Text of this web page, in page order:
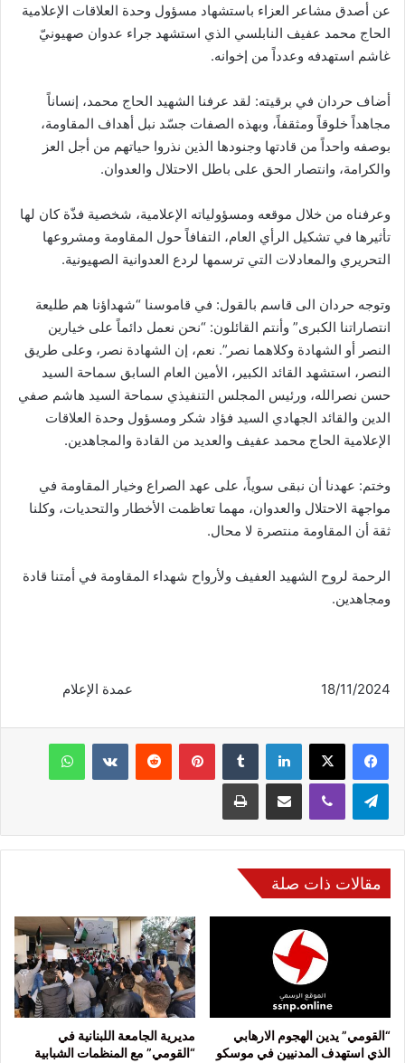
عن أصدق مشاعر العزاء باستشهاد مسؤول وحدة العلاقات الإعلامية
الحاج محمد عفيف النابلسي الذي استشهد جراء عدوان صهيونيّ
غاشم استهدفه وعدداً من إخوانه.
أضاف حردان في برقيته: لقد عرفنا الشهيد الحاج محمد، إنساناً
مجاهداً خلوقاً ومثقفاً، وبهذه الصفات جسّد نبل أهداف المقاومة،
بوصفه واحداً من قادتها وجنودها الذين نذروا حياتهم من أجل العز
والكرامة، وانتصار الحق على باطل الاحتلال والعدوان.
وعرفناه من خلال موقعه ومسؤولياته الإعلامية، شخصية فذّة كان لها
تأثيرها في تشكيل الرأي العام، التفافاً حول المقاومة ومشروعها
التحريري والمعادلات التي ترسمها لردع العدوانية الصهيونية.
وتوجه حردان الى قاسم بالقول: في قاموسنا “شهداؤنا هم طليعة
انتصاراتنا الكبرى” وأنتم القائلون: “نحن نعمل دائماً على خيارين
النصر أو الشهادة وكلاهما نصر”. نعم، إن الشهادة نصر، وعلى طريق
النصر، استشهد القائد الكبير، الأمين العام السابق سماحة السيد
حسن نصرالله، ورئيس المجلس التنفيذي سماحة السيد هاشم صفي
الدين والقائد الجهادي السيد فؤاد شكر ومسؤول وحدة العلاقات
الإعلامية الحاج محمد عفيف والعديد من القادة والمجاهدين.
وختم: عهدنا أن نبقى سوياً، على عهد الصراع وخيار المقاومة في
مواجهة الاحتلال والعدوان، مهما تعاظمت الأخطار والتحديات، وكلنا
ثقة أن المقاومة منتصرة لا محال.
الرحمة لروح الشهيد العفيف ولأرواح شهداء المقاومة في أمتنا قادة
ومجاهدين.
18/11/2024 عمدة الإعلام
فيسبوك لينكدإن بينتيريست
مقالات ذات صلة
“القومي” يدين الهجوم الارهابي
الذي استهدف المدنيين في موسكو
مديرية الجامعة اللبنانية في
“القومي” مع المنظمات الشبابية